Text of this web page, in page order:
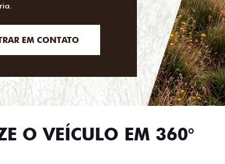
EM CONTATO
O VEÍCULO EM 360°